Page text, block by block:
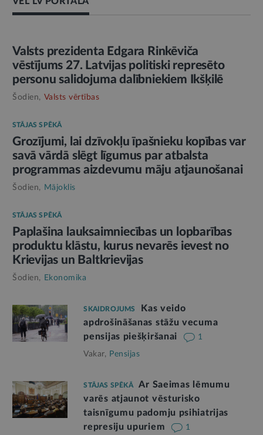
AMATPERSONAS RUNA
Valsts prezidenta Edgara Rinkēviča
vēstījums 27. Latvijas politiski represēto
personu salidojuma dalībniekiem Ikšķilē
Šodien, Valsts vērtības
STĀJAS SPĒKĀ
Grozījumi, lai dzīvokļu īpašnieku kopības var
savā vārdā slēgt līgumus par atbalsta
programmas aizdevumu māju atjaunošanai
Šodien, Mājoklis
STĀJAS SPĒKĀ
Paplašina lauksaimniecības un lopbarības
produktu klāstu, kurus nevarēs ievest no
Krievijas un Baltkrievijas
Šodien, Ekonomika
SKAIDROJUMS
Kas veido
apdrošināšanas stāžu vecuma
pensijas piešķiršanai
1
Vakar, Pensijas
STĀJAS SPĒKĀ
Ar Saeimas lēmumu
varēs atjaunot vēsturisko
taisnīgumu padomju psihiatrijas
represiju upuriem
1